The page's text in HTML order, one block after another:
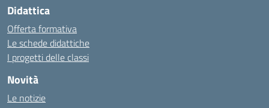
Didattica
Offerta formativa
Le schede didattiche
I progetti delle classi
Novità
Le notizie